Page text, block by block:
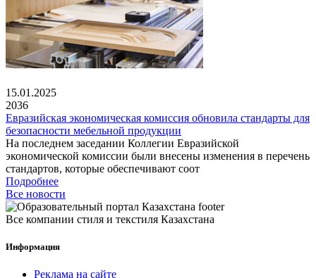
15.01.2025
2036
Евразийская экономическая комиссия обновила стандарты для
безопасности мебельной продукции
На последнем заседании Коллегии Евразийской
экономической комиссии были внесены изменения в перечень
стандартов, которые обеспечивают соот
Подробнее
Все новости
Все компании стиля и текстиля Казахстана
Информация
Реклама на сайте